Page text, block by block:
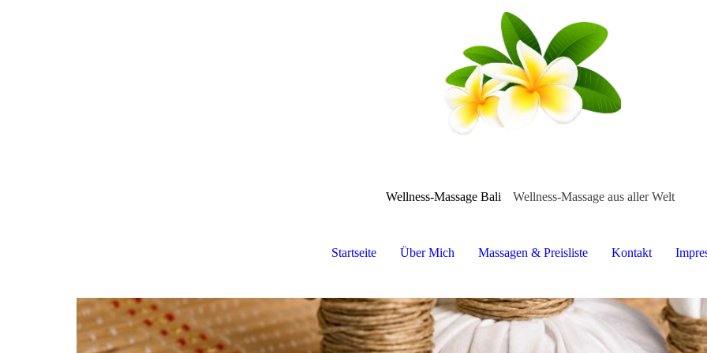
Wellness-Massage Bali Wellness-Massage aus aller Welt
Startseite Über Mich Massagen & Preisliste Kontakt